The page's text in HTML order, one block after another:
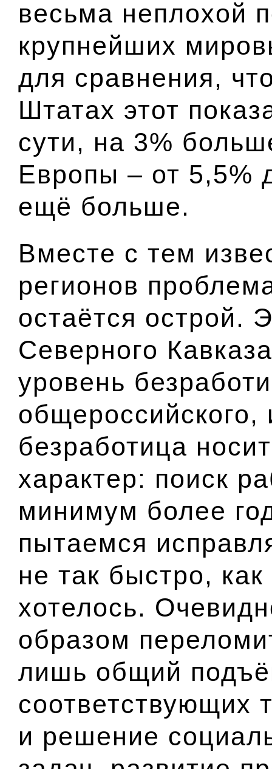
весьма неплохой
крупнейших
для сравнения,
Штатах этот
сути, на 3%
Европы – от 5,5%
ещё больше.
Вместе с тем
регионов
остаётся острой.
Северного
уровень
общероссийского,
безработица
характер: поиск
минимум более
пытаемся
не так быстро,
хотелось.
образом
лишь общий
соответствующих
и решение